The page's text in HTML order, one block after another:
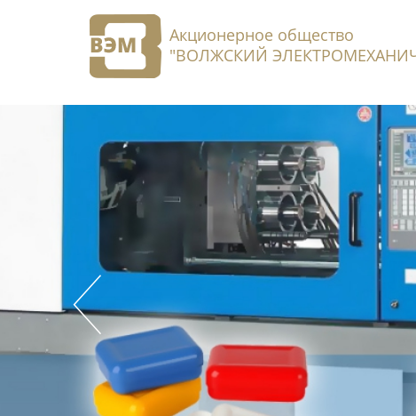
Акционерное общество
"ВОЛЖСКИЙ